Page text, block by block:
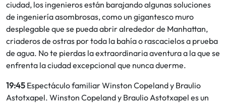
ciudad, los ingenieros están barajando algunas soluciones
de ingeniería asombrosas, como un gigantesco muro
desplegable que se pueda abrir alrededor de Manhattan,
criaderos de ostras por toda la bahía o rascacielos a prueba
de agua. No te pierdas la extraordinaria aventura a la que se
enfrenta la ciudad excepcional que nunca duerme.
19:45 Espectáculo familiar Winston Copeland y Braulio
Astotxapel. Winston Copeland y Braulio Astotxapel es un